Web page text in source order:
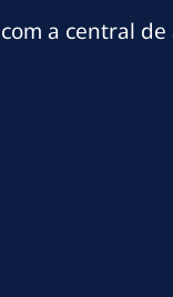
a central